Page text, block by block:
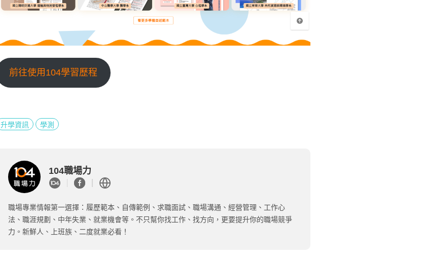
前往使用104學習歷程
升學資訊 學測
104職場力
職場專業情報第一選擇：履歷範本、自傳範例、求職面試、職場溝通、經營管理、工作心
法、職涯規劃、中年失業、就業機會等。不只幫你找工作、找方向，更要提升你的職場競爭
力。新鮮人、上班族、二度就業必看！